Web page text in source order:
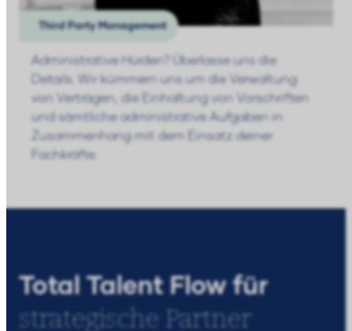
Third Party Management
Administrative Hürden? Überlasse uns die
Details. Wir kümmern uns um die Verwaltung
von Verträgen, die Einhaltung von Vorschriften
und sämtliche administrative Aufgaben in
Zusammenhang mit dem Einsatz deiner
Fachkräfte.
Total Talent Flow für
strategische Partner